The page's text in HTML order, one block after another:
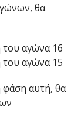
θα
του αγώνα 16
του αγώνα 15
φάση αυτή, θα